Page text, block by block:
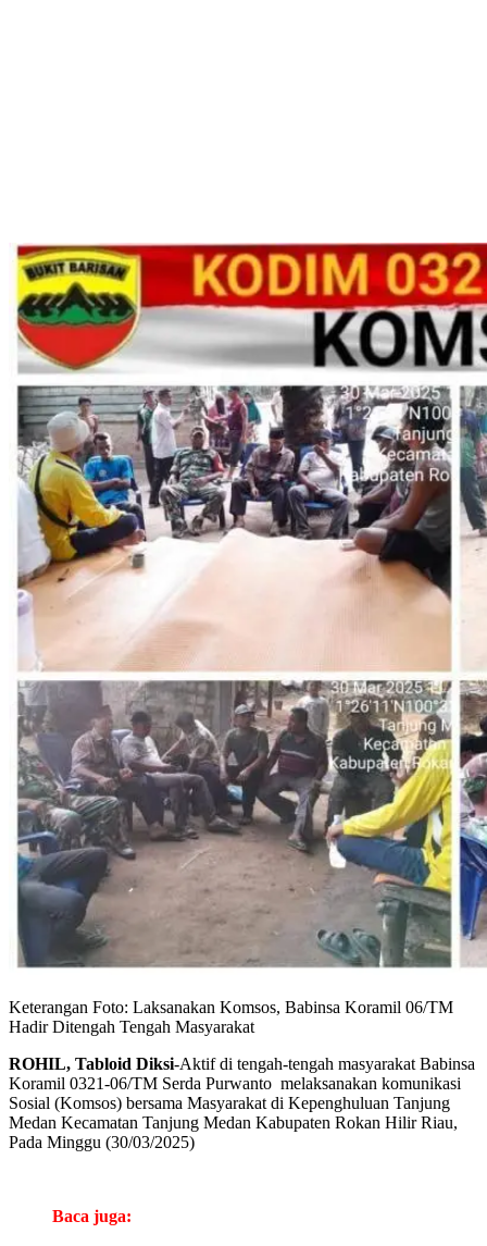
Keterangan Foto: Laksanakan Komsos, Babinsa Koramil 06/TM
Hadir Ditengah Tengah Masyarakat
ROHIL, Tabloid Diksi-Aktif di tengah-tengah masyarakat Babinsa
Koramil 0321-06/TM Serda Purwanto melaksanakan komunikasi
Sosial (Komsos) bersama Masyarakat di Kepenghuluan Tanjung
Medan Kecamatan Tanjung Medan Kabupaten Rokan Hilir Riau,
Pada Minggu (30/03/2025)
Baca juga: